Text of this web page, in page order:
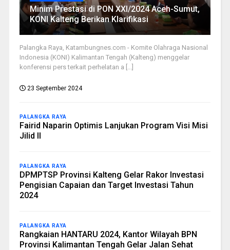
Minim Prestasi di PON XXI/2024 Aceh-Sumut,
KONI Kalteng Berikan Klarifikasi
Palangka Raya, Katambungnes.com - Komite Olahraga Nasional
Indonesia (KONI) Kalimantan Tengah (Kalteng) menggelar
konferensi pers terkait perhelatan a [...]
23 September 2024
PALANGKA RAYA
Fairid Naparin Optimis Lanjukan Program Visi Misi
Jilid II
PALANGKA RAYA
DPMPTSP Provinsi Kalteng Gelar Rakor Investasi
Pengisian Capaian dan Target Investasi Tahun
2024
PALANGKA RAYA
Rangkaian HANTARU 2024, Kantor Wilayah BPN
Provinsi Kalimantan Tengah Gelar Jalan Sehat